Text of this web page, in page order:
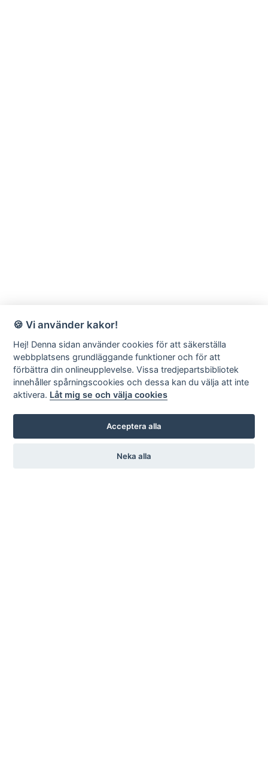
🍪 Vi använder kakor!
Hej! Denna sidan använder cookies för att säkerställa
webbplatsens grundläggande funktioner och för att
förbättra din onlineupplevelse. Vissa tredjepartsbibliotek
innehåller spårningscookies och dessa kan du välja att inte
aktivera. Låt mig se och välja cookies
Acceptera alla
Neka alla